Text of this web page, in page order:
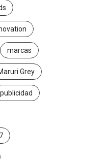
marcas
Grey
publicidad